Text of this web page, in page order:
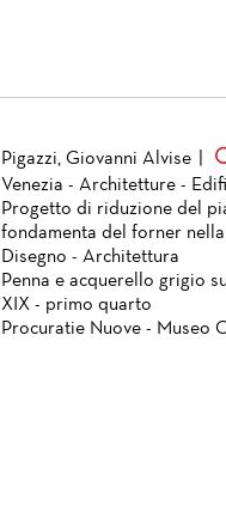
Pigazzi, Giovanni Alvise
Venezia - Architetture -
Progetto di riduzione del
fondamenta del forner
Disegno - Architettura
Penna e acquerello grigio
XIX - primo quarto
Procuratie Nuove - Museo